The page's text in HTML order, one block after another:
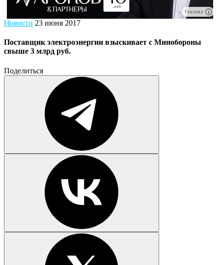
Реклама
Новости 23 июня 2017
Поставщик электроэнергии взыскивает с Минобороны
свыше 3 млрд руб.
Поделиться